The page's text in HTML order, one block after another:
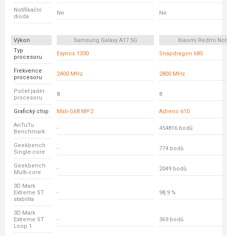
Notifikační
dioda
Ne Ne
Výkon Samsung Galaxy A17 5G
Xiaomi Redmi
Typ
procesoru
Exynos 1330 Snapdragon 685
Frekvence
procesoru
2400 MHz 2800 MHz
Počet jader
procesoru
8 8
Grafický chip Mali-G68 MP2 Adreno 610
AnTuTu
Benchmark
- 454816 bodů
Geekbench
Single-core
- 774 bodů
Geekbench
Multi-core
- 2049 bodů
3D Mark
Extreme ST
stabilita
- 98,9 %
3D Mark
Extreme ST
Loop 1
- 369 bodů